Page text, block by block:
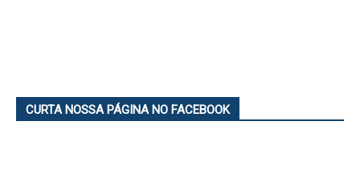
CURTA NOSSA PÁGINA NO FACEBOOK